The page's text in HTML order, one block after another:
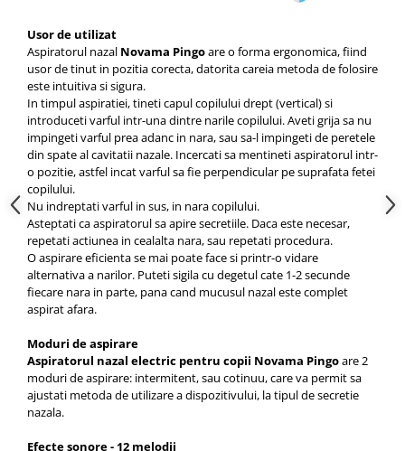
Usor de utilizat
Aspiratorul nazal Novama Pingoare o forma ergonomica, fiind
usor de tinut in pozitia corecta, datorita careia metoda de folosire
este intuitiva si sigura.
In timpul aspiratiei, tineti capul copilului drept (vertical) si
introduceti varful intr-una dintre narile copilului. Aveti grija sa nu
impingeti varful prea adanc in nara, sau sa-l impingeti de peretele
din spate al cavitatii nazale. Incercati sa mentineti aspiratorul intr-
o pozitie, astfel incat varful sa fie perpendicular pe suprafata fetei
copilului.
Nu indreptati varful in sus, in nara copilului.
Asteptati ca aspiratorul sa apire secretiile. Daca este necesar,
repetati actiunea in cealalta nara, sau repetati procedura.
O aspirare eficienta se mai poate face si printr-o vidare
alternativa a narilor. Puteti sigila cu degetul cate 1-2 secunde
fiecare nara in parte, pana cand mucusul nazal este complet
aspirat afara.
Moduri de aspirare
Aspiratorul nazal electric pentru copii Novama Pingoare 2
moduri de aspirare: intermitent, sau cotinuu, care va permit sa
ajustati metoda de utilizare a dispozitivului, la tipul de secretie
nazala.
Efecte sonore - 12 melodii